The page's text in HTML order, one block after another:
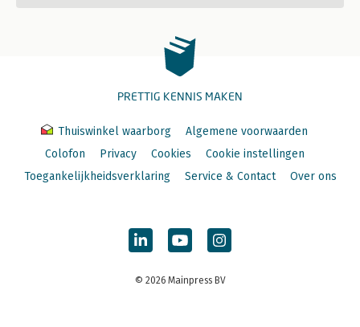
PRETTIG KENNIS MAKEN
Thuiswinkel waarborg
Algemene voorwaarden
Colofon
Privacy Cookies
Cookie instellingen
Toegankelijkheidsverklaring
Service & Contact Over ons
© 2026 Mainpress BV